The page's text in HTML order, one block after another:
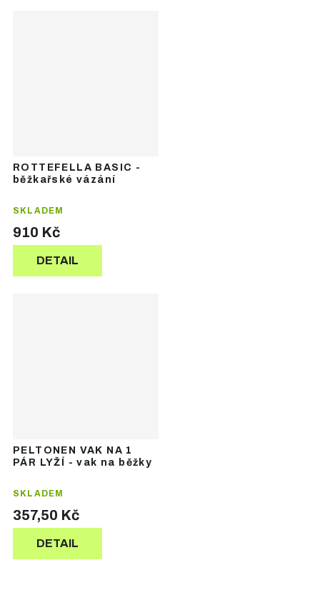
ROTTEFELLA BASIC -
běžkařské vázání
SKLADEM
910 Kč
DETAIL
PELTONEN VAK NA 1
PÁR LYŽÍ - vak na běžky
SKLADEM
357,50 Kč
DETAIL